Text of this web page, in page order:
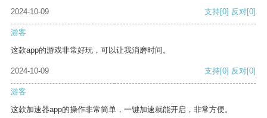
2024-10-09
支持[0] 反对[0]
游客
这款app的游戏非常好玩，可以让我消磨时间。
2024-10-09 支持[0] 反对[0]
游客
这款加速器app的操作非常简单，一键加速就能开启，非常方便。